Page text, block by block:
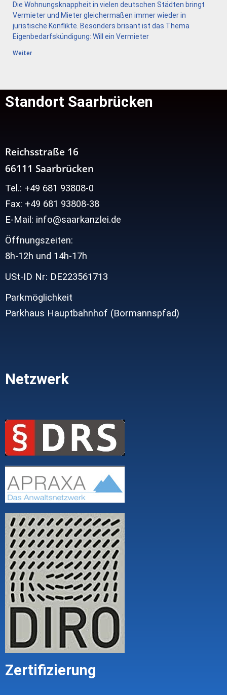
Die Wohnungsknappheit in vielen deutschen Städten bringt
Vermieter und Mieter gleichermaßen immer wieder in
juristische Konflikte. Besonders brisant ist das Thema
Eigenbedarfskündigung: Will ein Vermieter
Weiter
Standort Saarbrücken
Reichsstraße 16
66111 Saarbrücken
Tel.: +49 681 93808-0
Fax: +49 681 93808-38
E-Mail: info@saarkanzlei.de
Öffnungszeiten:
8h-12h und 14h-17h
USt-ID Nr: DE223561713
Parkmöglichkeit
Parkhaus Hauptbahnhof (Bormannspfad)
Netzwerk
Zertifizierung